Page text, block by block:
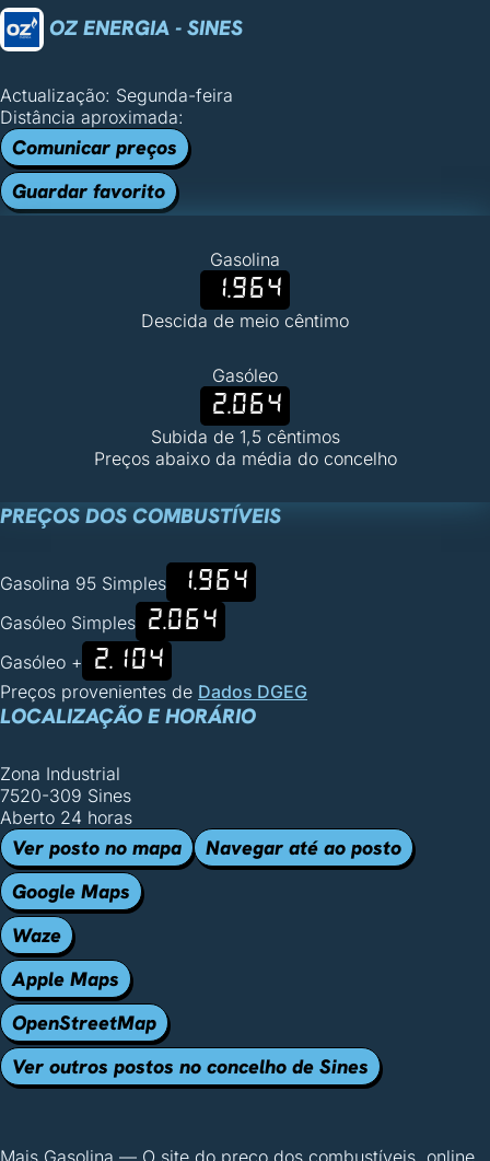
OZ ENERGIA - SINES
Actualização: Segunda-feira
Distância aproximada:
Comunicar preços
Guardar favorito
Gasolina
1.964
Descida de meio cêntimo
Gasóleo
2.064
Subida de 1,5 cêntimos
Preços abaixo da média do concelho
PREÇOS DOS COMBUSTÍVEIS
Gasolina 95 Simples 1.964
Gasóleo Simples 2.064
Gasóleo + 2.104
Preços provenientes de Dados DGEG
LOCALIZAÇÃO E HORÁRIO
Zona Industrial
7520-309 Sines
Aberto 24 horas
Ver posto no mapa
Navegar até ao posto
Google Maps
Waze
Apple Maps
OpenStreetMap
Ver outros postos no concelho de Sines
Mais Gasolina — O site do preço dos combustíveis, online